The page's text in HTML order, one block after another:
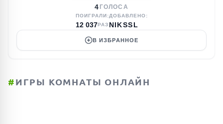
4 ГОЛОСА
ПОИГРАЛИ:
12 037РАЗ
ДОБАВЛЕНО:
NIKSSL
В ИЗБРАННОЕ
#ИГРЫ КОМНАТЫ ОНЛАЙН